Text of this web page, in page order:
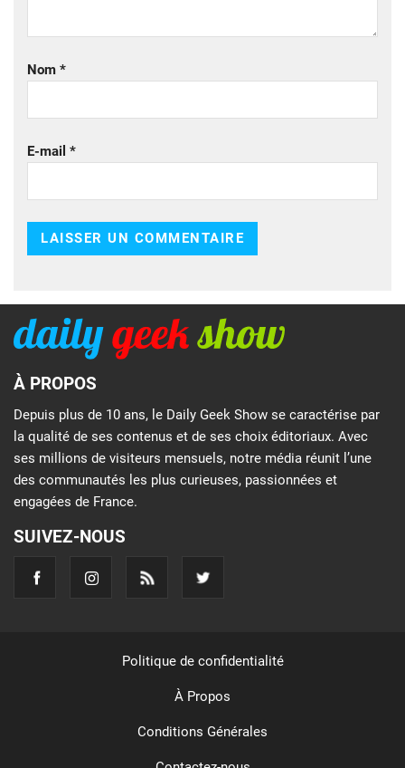
Nom *
E-mail *
À PROPOS
Depuis plus de 10 ans, le Daily Geek Show se caractérise par
la qualité de ses contenus et de ses choix éditoriaux. Avec
ses millions de visiteurs mensuels, notre média réunit l’une
des communautés les plus curieuses, passionnées et
engagées de France.
SUIVEZ-NOUS
Politique de confidentialité
À Propos
Conditions Générales